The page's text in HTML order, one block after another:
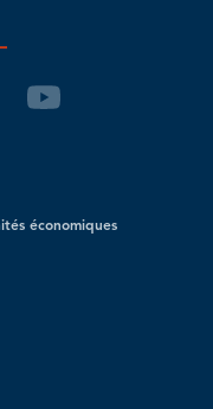
économiques